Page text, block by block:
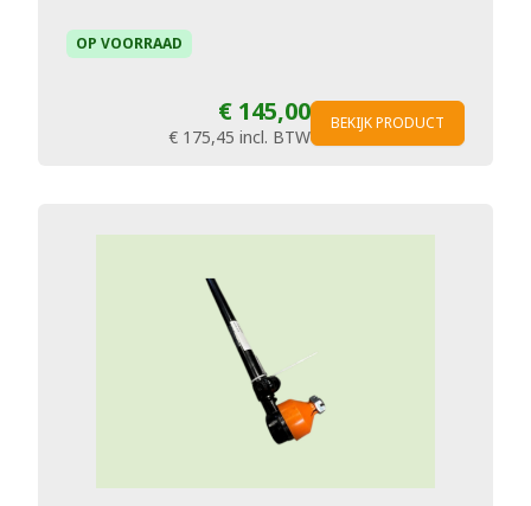
OP VOORRAAD
€ 145,00
€ 175,45 incl. BTW
BEKIJK PRODUCT